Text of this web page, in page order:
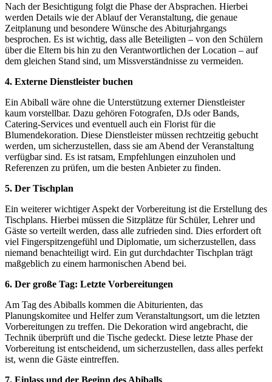
Nach der Besichtigung folgt die Phase der Absprachen. Hierbei
werden Details wie der Ablauf der Veranstaltung, die genaue
Zeitplanung und besondere Wünsche des Abiturjahrgangs
besprochen. Es ist wichtig, dass alle Beteiligten – von den Schülern
über die Eltern bis hin zu den Verantwortlichen der Location – auf
dem gleichen Stand sind, um Missverständnisse zu vermeiden.
4. Externe Dienstleister buchen
Ein Abiball wäre ohne die Unterstützung externer Dienstleister
kaum vorstellbar. Dazu gehören Fotografen, DJs oder Bands,
Catering-Services und eventuell auch ein Florist für die
Blumendekoration. Diese Dienstleister müssen rechtzeitig gebucht
werden, um sicherzustellen, dass sie am Abend der Veranstaltung
verfügbar sind. Es ist ratsam, Empfehlungen einzuholen und
Referenzen zu prüfen, um die besten Anbieter zu finden.
5. Der Tischplan
Ein weiterer wichtiger Aspekt der Vorbereitung ist die Erstellung des
Tischplans. Hierbei müssen die Sitzplätze für Schüler, Lehrer und
Gäste so verteilt werden, dass alle zufrieden sind. Dies erfordert oft
viel Fingerspitzengefühl und Diplomatie, um sicherzustellen, dass
niemand benachteiligt wird. Ein gut durchdachter Tischplan trägt
maßgeblich zu einem harmonischen Abend bei.
6. Der große Tag: Letzte Vorbereitungen
Am Tag des Abiballs kommen die Abiturienten, das
Planungskomitee und Helfer zum Veranstaltungsort, um die letzten
Vorbereitungen zu treffen. Die Dekoration wird angebracht, die
Technik überprüft und die Tische gedeckt. Diese letzte Phase der
Vorbereitung ist entscheidend, um sicherzustellen, dass alles perfekt
ist, wenn die Gäste eintreffen.
7. Einlass und der Beginn des Abiballs